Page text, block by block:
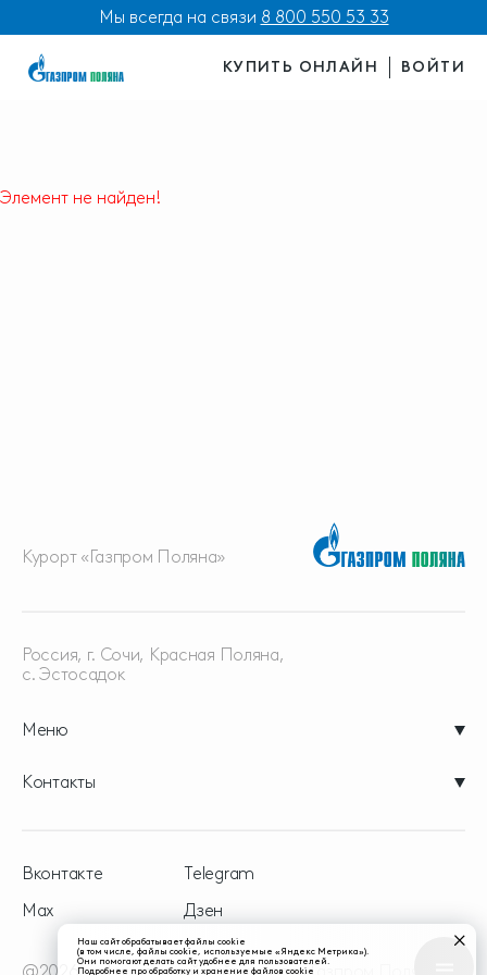
Мы всегда на связи 8 800 550 53 33
КУПИТЬ ОНЛАЙН ВОЙТИ
Элемент не найден!
Курорт «Газпром Поляна»
Меню
Россия, г. Сочи, Красная Поляна,
с. Эстосадок
Контакты
Вконтакте
Telegram
Max
Дзен
Наш сайт обрабатывает файлы cookie
(в том числе, файлы cookie, используемые «Яндекс Метрика»).
Они помогают делать сайт удобнее для пользователей.
Подробнее про обработку и хранение файлов cookie